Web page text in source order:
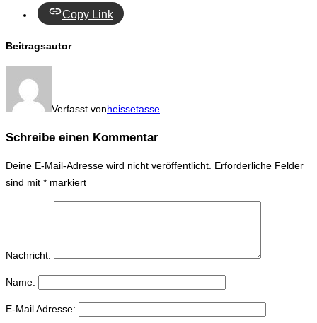
Copy Link
Beitragsautor
Verfasst vonheissetasse
Schreibe einen Kommentar
Deine E-Mail-Adresse wird nicht veröffentlicht. Erforderliche Felder
sind mit * markiert
Nachricht:
Name:
E-Mail Adresse: